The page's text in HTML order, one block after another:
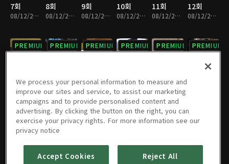
7회
08/12/2022 • 1시간 7분
8회
08/12/2022 • 1시간 6분
9회
08/12/2022 • 1시간 8분
10회
08/12/2022 • 1시간 4분
11회
08/12/2022 • 1시간 4분
12회
08/12/2022 • 1시간 4분
PREMIUM PREMIUM PREMIUM PREMIUM PREMIUM PREMIUM
PREMIUM
19회
08/12/2022 • 1시간 8분
PREMIUM
20회
PREMIUM
21회
PREMIUM
22회
PREMIUM
23회 24회
We process your personal information to measure and
improve our sites and service, to assist our marketing
campaigns and to provide personalised content and
advertising. By clicking the button on the right, you can
exercise your privacy rights. For more information see our
privacy notice
Accept Cookies Reject All